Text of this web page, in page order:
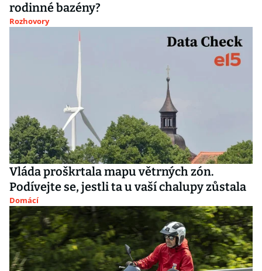
rodinné bazény?
Rozhovory
Vláda proškrtala mapu větrných zón.
Podívejte se, jestli ta u vaší chalupy zůstala
Domácí